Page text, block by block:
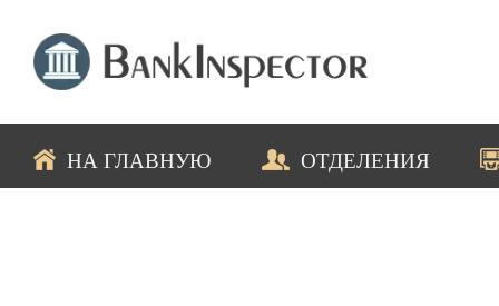
НА ГЛАВНУЮ ОТДЕЛЕНИЯ